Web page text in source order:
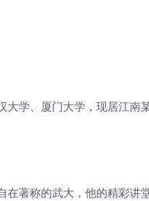
学、厦门大学，现居江南
著称的武大，他的精彩讲